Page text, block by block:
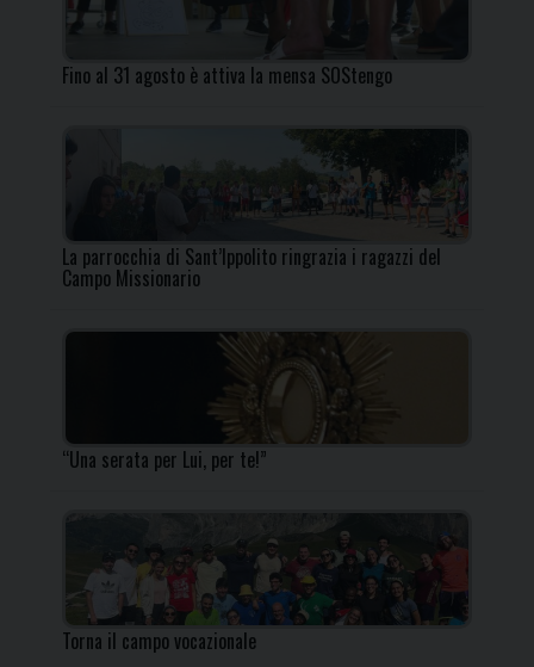
Fino al 31 agosto è attiva la mensa SOStengo
La parrocchia di Sant’Ippolito ringrazia i ragazzi del
Campo Missionario
“Una serata per Lui, per te!”
Torna il campo vocazionale